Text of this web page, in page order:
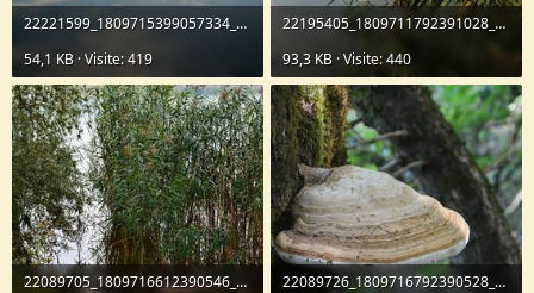
22221599_1809715399057334_7404454398126665702_n.jpg
54,1 KB · Visite: 419
22195405_1809711792391028_3202168858182017510_n.jpg
93,3 KB · Visite: 440
22089705_1809716612390546_8244083946749246718_n.jpg
22089726_1809716792390528_9132269843418314896_n.jpg